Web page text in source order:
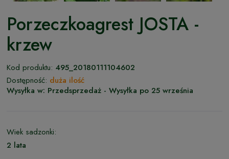
Porzeczkoagrest JOSTA -
krzew
Kod produktu: 495_20180111104602
Dostępność: duża ilość
Wysyłka w: Przedsprzedaż - Wysyłka po 25 września
Wiek sadzonki:
2 lata